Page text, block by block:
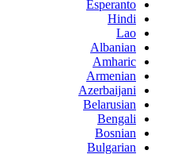
Esperanto
Hindi
Lao
Albanian
Amharic
Armenian
Azerbaijani
Belarusian
Bengali
Bosnian
Bulgarian